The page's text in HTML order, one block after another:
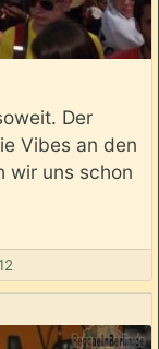
Der
Vibes an den
wir uns schon